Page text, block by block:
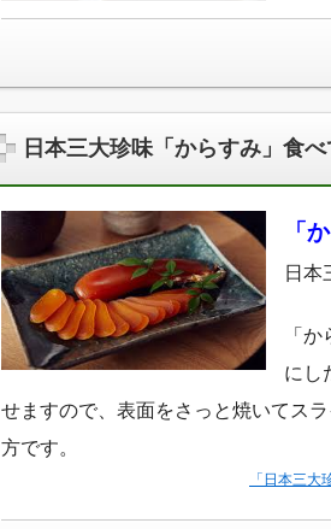
日本三大珍味「からすみ」食
「
日本
「
にし
せますので、表面をさっと焼いてス
方です。
「日本三